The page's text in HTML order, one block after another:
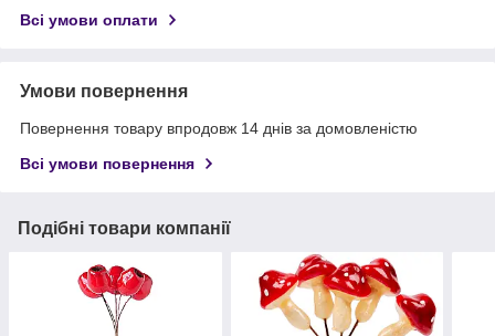
Всі умови оплати
Умови повернення
Повернення товару впродовж 14 днів за домовленістю
Всі умови повернення
Подібні товари компанії